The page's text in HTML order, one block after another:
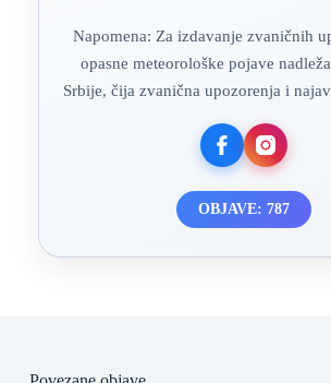
Napomena: Za izdavanje zvaničnih
opasne meteorološke pojave
Srbije, čija zvanična upozorenja i
OBJAVE: 787